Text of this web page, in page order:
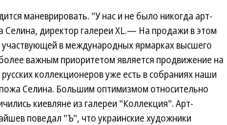
маневрировать. "У нас и не было никогда арт-
директор галереи XL.— На продажи в этом
в международных ярмарках высшего
важным приоритетом является продвижение на
коллекционеров уже есть в собраниях наши
Селина. Большим оптимизмом относительно
киевляне из галереи "Коллекция". Арт-
поведал "Ъ", что украинские художники